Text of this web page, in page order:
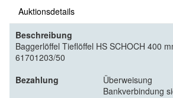
Auktionsdetails
Beschreibung
Baggerlöffel Tieflöffel HS SCHOCH 400
61701203/50
Bezahlung
Überweisung
Bankverbindung